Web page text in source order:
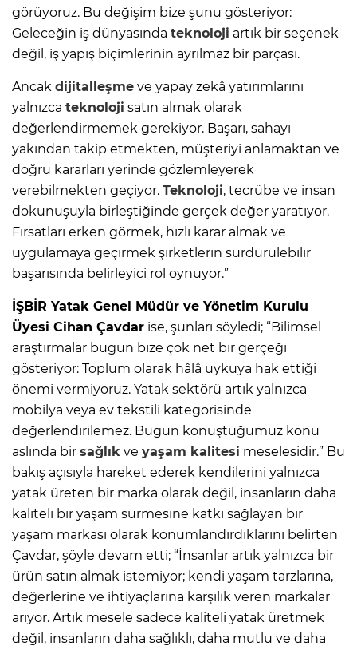
görüyoruz. Bu değişim bize şunu gösteriyor:
Geleceğin iş dünyasında teknoloji artık bir seçenek
değil, iş yapış biçimlerinin ayrılmaz bir parçası.
Ancak dijitalleşme ve yapay zekâ yatırımlarını
yalnızca teknoloji satın almak olarak
değerlendirmemek gerekiyor. Başarı, sahayı
yakından takip etmekten, müşteriyi anlamaktan ve
doğru kararları yerinde gözlemleyerek
verebilmekten geçiyor. Teknoloji, tecrübe ve insan
dokunuşuyla birleştiğinde gerçek değer yaratıyor.
Fırsatları erken görmek, hızlı karar almak ve
uygulamaya geçirmek şirketlerin sürdürülebilir
başarısında belirleyici rol oynuyor.”
İŞBİR Yatak Genel Müdür ve Yönetim Kurulu
Üyesi Cihan Çavdar ise, şunları söyledi; “Bilimsel
araştırmalar bugün bize çok net bir gerçeği
gösteriyor: Toplum olarak hâlâ uykuya hak ettiği
önemi vermiyoruz. Yatak sektörü artık yalnızca
mobilya veya ev tekstili kategorisinde
değerlendirilemez. Bugün konuştuğumuz konu
aslında bir sağlık ve yaşam kalitesi meselesidir.” Bu
bakış açısıyla hareket ederek kendilerini yalnızca
yatak üreten bir marka olarak değil, insanların daha
kaliteli bir yaşam sürmesine katkı sağlayan bir
yaşam markası olarak konumlandırdıklarını belirten
Çavdar, şöyle devam etti; “İnsanlar artık yalnızca bir
ürün satın almak istemiyor; kendi yaşam tarzlarına,
değerlerine ve ihtiyaçlarına karşılık veren markalar
arıyor. Artık mesele sadece kaliteli yatak üretmek
değil, insanların daha sağlıklı, daha mutlu ve daha